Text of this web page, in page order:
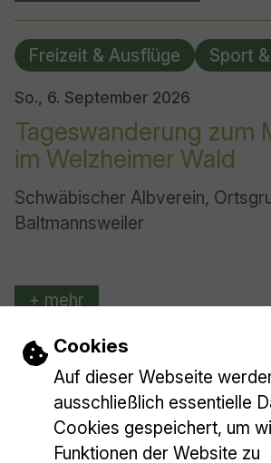
Einstellungen zu
Cookies
Auf dieser Webseite
ausschließlich essentielle
Cookies gespeichert, um
Funktionen der Website zu
So., 6. September 2026
Tageswanderung zum
im Welzheimer Wald
Schwäbischer Albverein,
Baltmannsweiler
+ mehr
Freizeit & Ausflüge Sport
Mehr laden